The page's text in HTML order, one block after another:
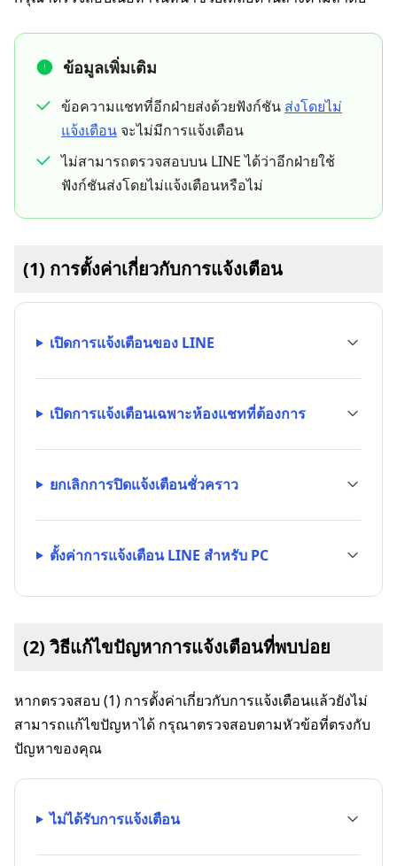
ข้อมูลเพิ่มเติม
ข้อความแชทที่อีกฝ่ายส่งด้วยฟังก์ชัน ส่งโดยไม่
แจ้งเตือน จะไม่มีการแจ้งเตือน
ไม่สามารถตรวจสอบบน LINE ได้ว่าอีกฝ่ายใช้
ฟังก์ชันส่งโดยไม่แจ้งเตือนหรือไม่
(1) การตั้งค่าเกี่ยวกับการแจ้งเตือน
เปิดการแจ้งเตือนของ LINE
เปิดการแจ้งเตือนเฉพาะห้องแชทที่ต้องการ
ยกเลิกการปิดแจ้งเตือนชั่วคราว
ตั้งค่าการแจ้งเตือน LINE สำหรับ PC
(2) วิธีแก้ไขปัญหาการแจ้งเตือนที่พบบ่อย
หากตรวจสอบ (1) การตั้งค่าเกี่ยวกับการแจ้งเตือนแล้วยังไม่
สามารถแก้ไขปัญหาได้ กรุณาตรวจสอบตามหัวข้อที่ตรงกับ
ปัญหาของคุณ
ไม่ได้รับการแจ้งเตือน